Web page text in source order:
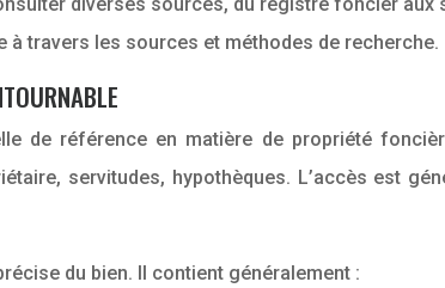
à travers les sources et méthodes de recherche.
de référence en matière de propriété
servitudes, hypothèques. L’accès est
du bien. Il contient généralement :